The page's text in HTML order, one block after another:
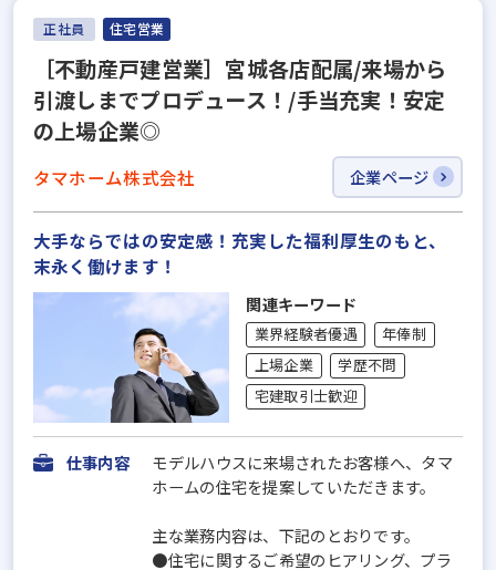
正社員 住宅営業
［不動産戸建営業］宮城各店配属/来場から
引渡しまでプロデュース！/手当充実！安定
の上場企業◎
タマホーム株式会社 企業ページ
大手ならではの安定感！充実した福利厚生のもと、
末永く働けます！
関連キーワード
業界経験者優遇
年俸制
上場企業
学歴不問
宅建取引士歓迎
仕事内容
モデルハウスに来場されたお客様へ、タマ
ホームの住宅を提案していただきます。
主な業務内容は、下記のとおりです。
●住宅に関するご希望のヒアリング、プラ